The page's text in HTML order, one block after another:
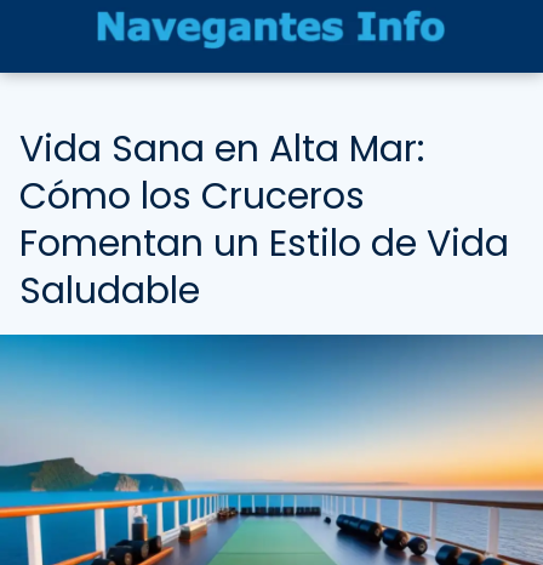
Vida Sana en Alta Mar:
Cómo los Cruceros
Fomentan un Estilo de Vida
Saludable